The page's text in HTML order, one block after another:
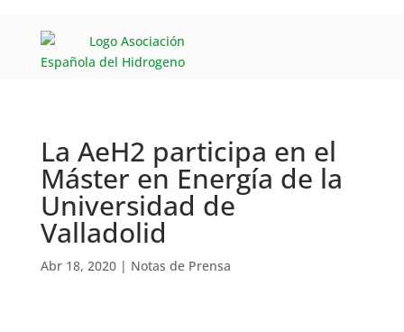
La AeH2 participa en el
Máster en Energía de la
Universidad de
Valladolid
Abr 18, 2020| Notas de Prensa